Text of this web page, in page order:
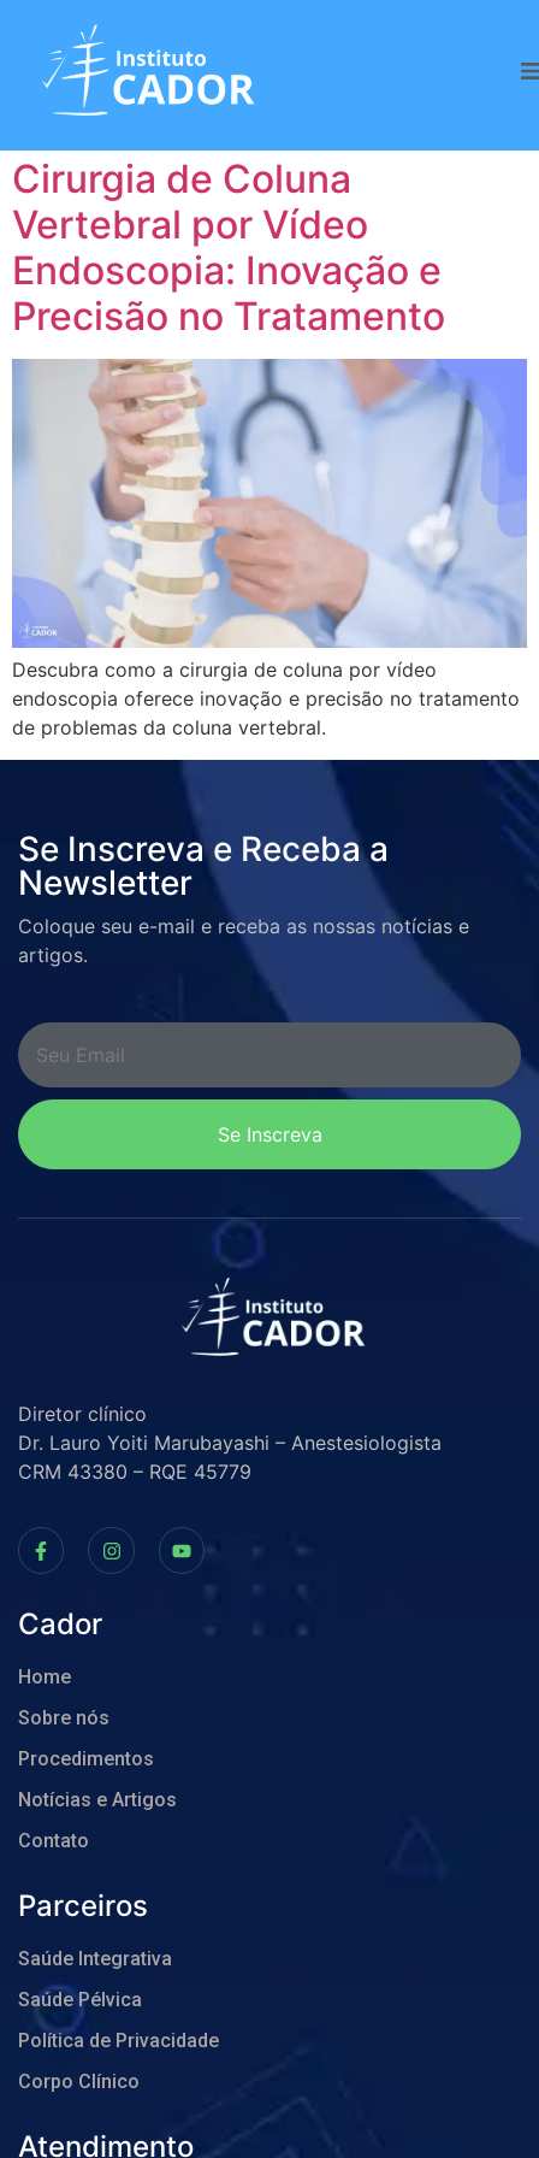
Tag:Coluna
Vertebral
Cirurgia de Coluna
Vertebral por Vídeo
Endoscopia: Inovação e
Precisão no Tratamento
Descubra como a cirurgia de coluna por vídeo
endoscopia oferece inovação e precisão no tratamento
de problemas da coluna vertebral.
Se Inscreva e Receba a
Newsletter
Coloque seu e-mail e receba as nossas notícias e
artigos.
Se Inscreva
Diretor clínico
Dr. Lauro Yoiti Marubayashi – Anestesiologista
CRM 43380 – RQE 45779
Cador
Home
Sobre nós
Procedimentos
Notícias e Artigos
Contato
Parceiros
Saúde Integrativa
Saúde Pélvica
Política de Privacidade
Corpo Clínico
Atendimento